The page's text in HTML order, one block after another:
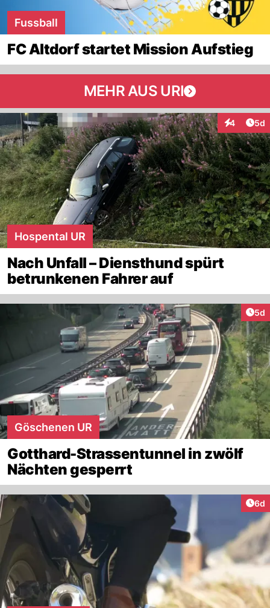
Fussball
FC Altdorf startet Mission Aufstieg
MEHR AUS URI
4 5d
Hospental UR
Nach Unfall – Diensthund spürt
betrunkenen Fahrer auf
5d
Göschenen UR
Gotthard-Strassentunnel in zwölf
Nächten gesperrt
6d